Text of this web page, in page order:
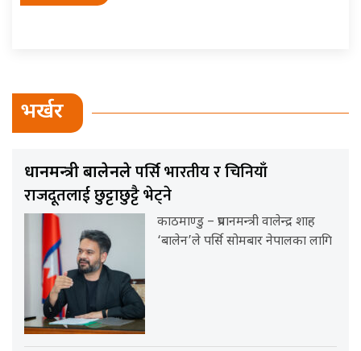
भर्खर
प्रधानमन्त्री बालेनलेपर्सि भारतीय र चिनियाँ
राजदूतलाई छुट्टाछुट्टै भेट्ने
काठमाण्डु – प्रधानमन्त्री वालेन्द्र शाह
‘बालेन’ले पर्सि सोमबार नेपालका लागि